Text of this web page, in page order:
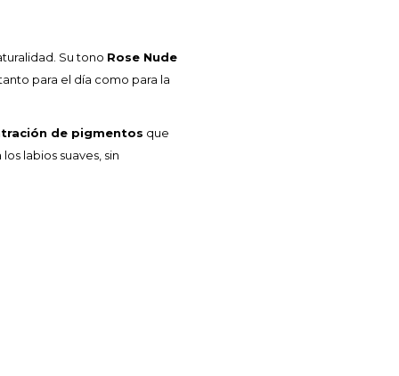
Su tono Rose Nude
para el día como para la
de pigmentos que
labios suaves, sin